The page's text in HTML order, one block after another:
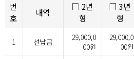
번
호
내역
□ 2년
형
□ 3년
형
1 선납금
29,000,0
00원
29,000,0
00원